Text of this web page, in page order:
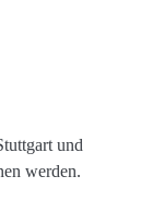
und
werden.